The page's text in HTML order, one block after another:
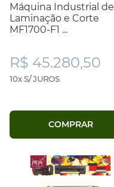
Máquina Industrial de
Laminação e Corte
MF1700-F1 ...
R$ 45.280,50
10x S/ JUROS
COMPRAR